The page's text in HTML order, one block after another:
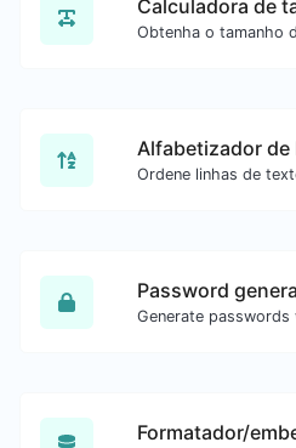
Alfabetizador de
Password